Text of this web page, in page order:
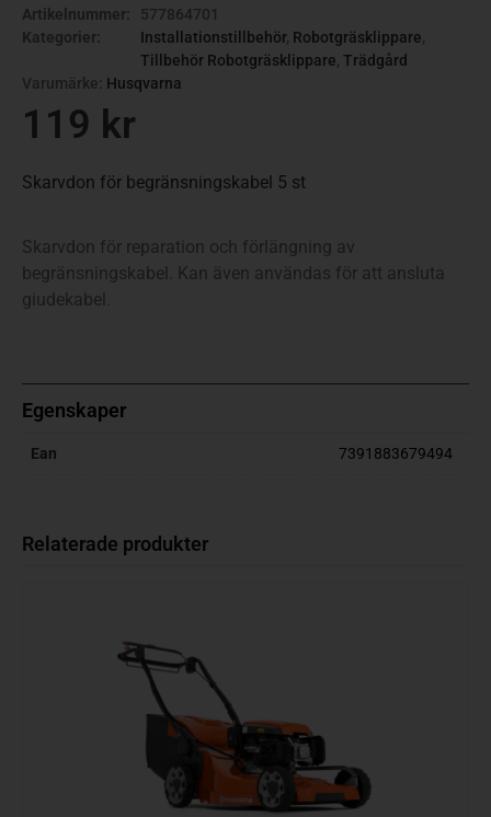
Artikelnummer:
577864701
Kategorier:
Installationstillbehör, Robotgräsklippare,
Tillbehör Robotgräsklippare, Trädgård
Varumärke: Husqvarna
119 kr
Skarvdon för begränsningskabel 5 st
Skarvdon för reparation och förlängning av
begränsningskabel. Kan även användas för att ansluta
giudekabel.
Egenskaper
Ean 7391883679494
Relaterade produkter